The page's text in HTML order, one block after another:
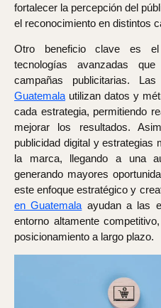
fortalecer la percepción del
el reconocimiento en distintos
Otro beneficio clave es
tecnologías avanzadas
campañas publicitarias. Las
Guatemala utilizan datos y
cada estrategia, permitiendo
mejorar los resultados.
publicidad digital y estrategias
la marca, llegando a una
generando mayores
este enfoque estratégico y
en Guatemala ayudan a las
entorno altamente
posicionamiento a largo plazo.